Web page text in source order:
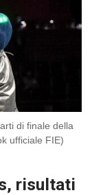
di finale della
ufficiale FIE)
risultati